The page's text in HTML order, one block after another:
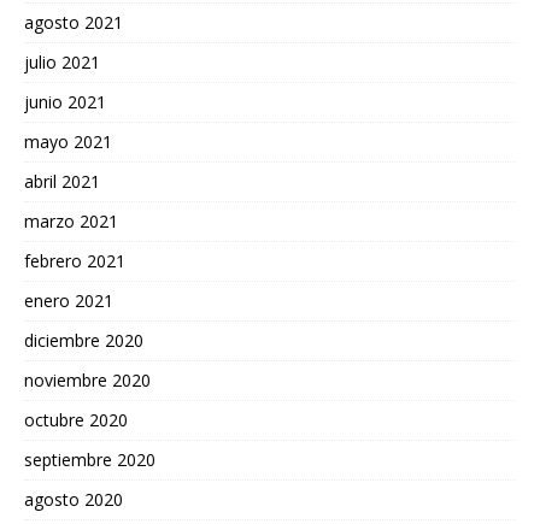
agosto 2021
julio 2021
junio 2021
mayo 2021
abril 2021
marzo 2021
febrero 2021
enero 2021
diciembre 2020
noviembre 2020
octubre 2020
septiembre 2020
agosto 2020